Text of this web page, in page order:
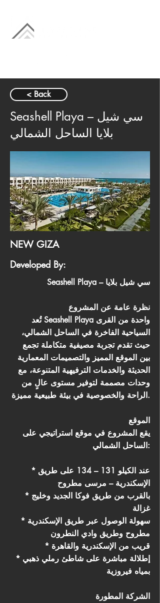
< Back
Seashell Playa – سي شيل
بلايا الساحل الشمالي
NEW GIZA
Developed By:
Seashell Playa – سي شيل بلايا
نظرة عامة عن المشروع
تُعد Seashell Playa واحدة من القرى
السياحية الفاخرة في الساحل الشمالي،
حيث تقدم تجربة مصيفية متكاملة تجمع
بين الموقع المميز والتصميمات المعمارية
الحديثة والخدمات الترفيهية المتنوعة، مع
وحدات مصممة لتوفير مستوى عالٍ من
الراحة والخصوصية في بيئة طبيعية مميزة.
الموقع
يقع المشروع في موقع استراتيجي على
الساحل الشمالي:
* عند الكيلو 131 – 134 على طريق
الإسكندرية – مرسى مطروح
* بالقرب من طريق فوكا الجديد وخليج
غزالة
* سهولة الوصول عبر طريق الإسكندرية
مطروح وطريق وادي النطرون
* قريب من الإسكندرية والقاهرة
* إطلالة مباشرة على شاطئ رملي ذهبي
بمياه فيروزية
الشركة المطورة